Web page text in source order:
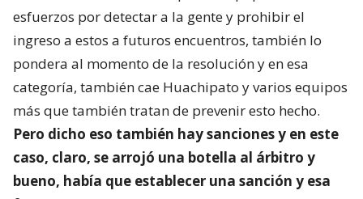
esfuerzos por detectar a la gente y prohibir el
ingreso a estos a futuros encuentros, también lo
pondera al momento de la resolución y en esa
categoría, también cae Huachipato y varios equipos
más que también tratan de prevenir esto hecho.
Pero dicho eso también hay sanciones y en este
caso, claro, se arrojó una botella al árbitro y
bueno, había que establecer una sanción y esa